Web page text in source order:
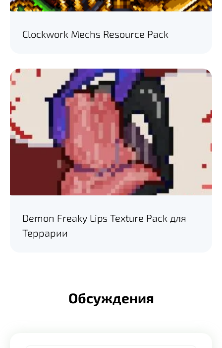
Clockwork Mechs Resource Pack
Demon Freaky Lips Texture Pack для
Террарии
Обсуждения